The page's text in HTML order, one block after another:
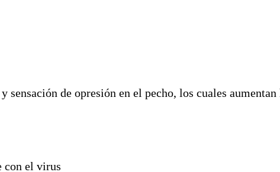
de opresión en el pecho, los cuales aumentan
con el virus